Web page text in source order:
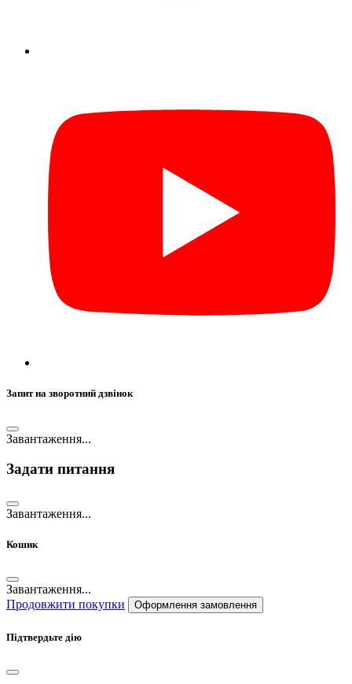
Запит на зворотний дзвінок
Завантаження...
Задати питання
Завантаження...
Кошик
Завантаження...
Продовжити покупки
Оформлення замовлення
Підтвердьте дію